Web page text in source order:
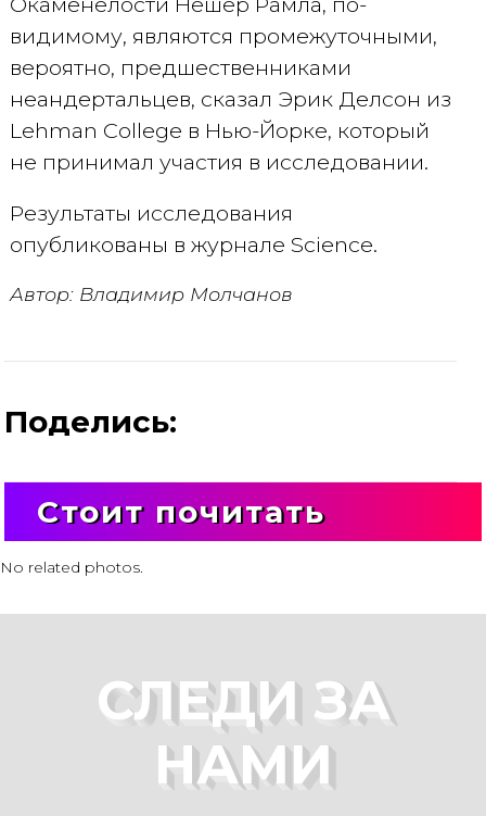
видимому, являются промежуточными,
вероятно, предшественниками
неандертальцев, сказал Эрик Делсон из
Lehman College в Нью-Йорке, который
не принимал участия в исследовании.
Результаты исследования
опубликованы в журнале Science.
Автор: Владимир Молчанов
Поделись:
Стоит почитать
No related photos.
СЛЕДИ ЗА
НАМИ